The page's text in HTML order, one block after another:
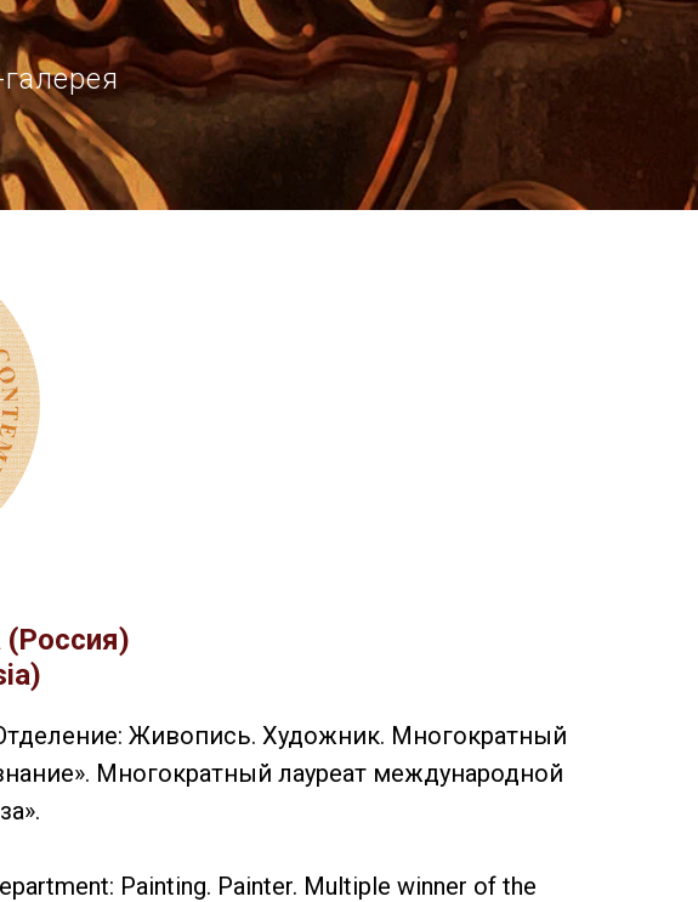
(Россия)
Живопись. Художник. Многократный
Многократный лауреат международной
Painting. Painter. Multiple winner of the